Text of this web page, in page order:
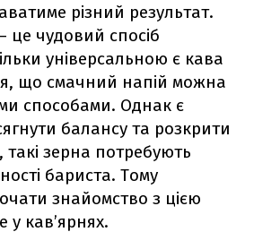
різний результат.
це чудовий спосіб
універсальною є кава
що смачний напій можна
способами. Однак є
балансу та розкрити
такі зерна потребують
бариста. Тому
знайомство з цією
кав’ярнях.